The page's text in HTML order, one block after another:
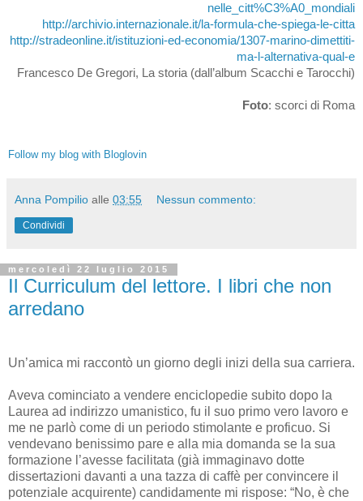
nelle_citt%C3%A0_mondiali
http://archivio.internazionale.it/la-formula-che-spiega-le-citta
http://stradeonline.it/istituzioni-ed-economia/1307-marino-dimettiti-
ma-l-alternativa-qual-e
Francesco De Gregori, La storia (dall’album Scacchi e Tarocchi)
Foto: scorci di Roma
Follow my blog with Bloglovin
Anna Pompilio alle 03:55 Nessun commento:
Condividi
mercoledì 22 luglio 2015
Il Curriculum del lettore. I libri che non
arredano
Un’amica mi raccontò un giorno degli inizi della sua carriera.
Aveva cominciato a vendere enciclopedie subito dopo la
Laurea ad indirizzo umanistico, fu il suo primo vero lavoro e
me ne parlò come di un periodo stimolante e proficuo. Si
vendevano benissimo pare e alla mia domanda se la sua
formazione l’avesse facilitata (già immaginavo dotte
dissertazioni davanti a una tazza di caffè per convincere il
potenziale acquirente) candidamente mi rispose: “No, è che